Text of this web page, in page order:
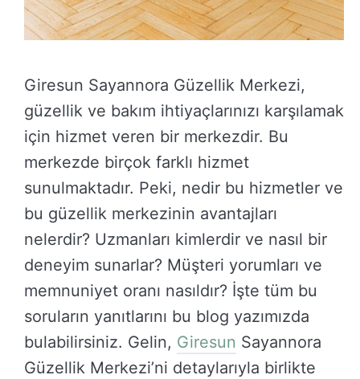
Giresun Sayannora Güzellik Merkezi,
güzellik ve bakım ihtiyaçlarınızı karşılamak
için hizmet veren bir merkezdir. Bu
merkezde birçok farklı hizmet
sunulmaktadır. Peki, nedir bu hizmetler ve
bu güzellik merkezinin avantajları
nelerdir? Uzmanları kimlerdir ve nasıl bir
deneyim sunarlar? Müşteri yorumları ve
memnuniyet oranı nasıldır? İşte tüm bu
soruların yanıtlarını bu blog yazımızda
bulabilirsiniz. Gelin, Giresun Sayannora
Güzellik Merkezi’ni detaylarıyla birlikte